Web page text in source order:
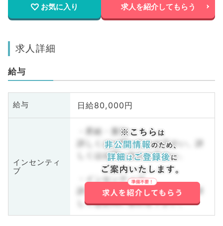
お気に入り 求人を紹介してもらう
求人詳細
給与
給与 日給80,000円
インセンティ
ブ
・昇給・賞与
詳しくはお問い合わせ下さい。詳
しくはお問い合わせ下さい。
・インセンティブ
詳しくはお問い合わせ下さい。詳
しくはお問い合わせ下さい。